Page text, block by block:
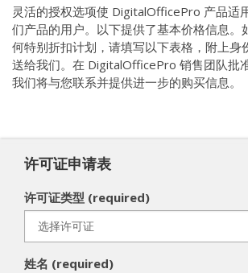
灵活的授权选项使 DigitalOfficePro 产品适
们产品的用户。以下提供了基本价格信息。
何特别折扣计划，请填写以下表格，附上身
送给我们。在 DigitalOfficePro 销售团队批
我们将与您联系并提供进一步的购买信息。
许可证申请表
许可证类型 (required)
姓名 (required)